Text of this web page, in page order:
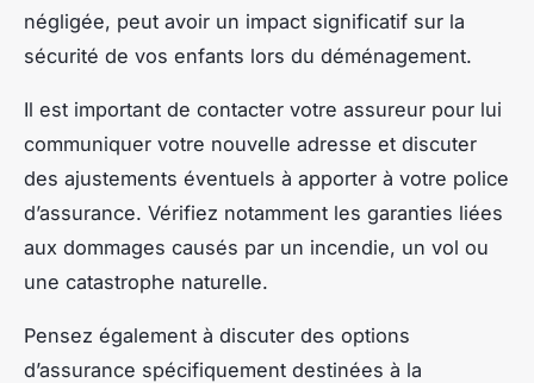
négligée, peut avoir un impact significatif sur la
sécurité de vos enfants lors du déménagement.
Il est important de contacter votre assureur pour lui
communiquer votre nouvelle adresse et discuter
des ajustements éventuels à apporter à votre police
d’assurance. Vérifiez notamment les garanties liées
aux dommages causés par un incendie, un vol ou
une catastrophe naturelle.
Pensez également à discuter des options
d’assurance spécifiquement destinées à la